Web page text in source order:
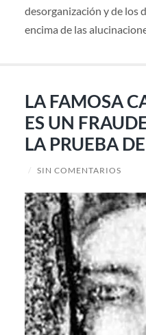
desorganización y de los
encima de las
LA FAMOSA
ES UN
LA PRUEBA
/ SIN COMENTARIOS